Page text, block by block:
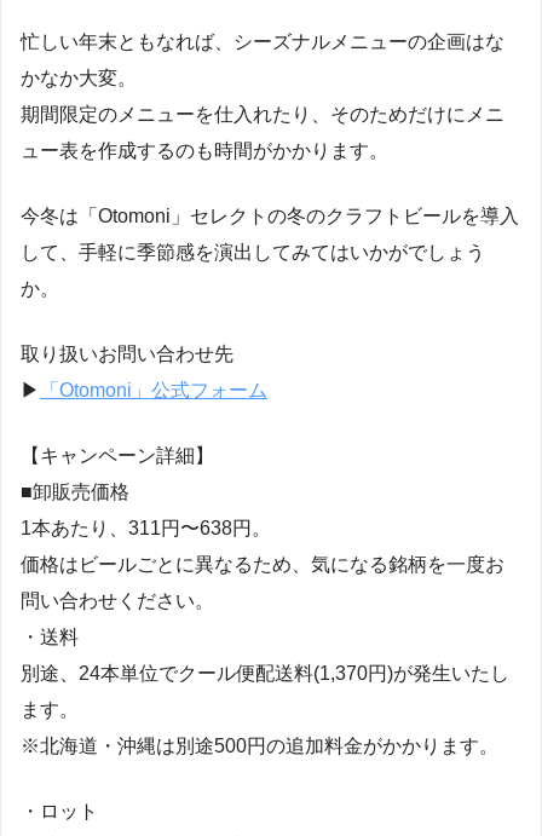
忙しい年末ともなれば、シーズナルメニューの企画はな
かなか大変。
期間限定のメニューを仕入れたり、そのためだけにメニ
ュー表を作成するのも時間がかかります。
今冬は「Otomoni」セレクトの冬のクラフトビールを導入
して、手軽に季節感を演出してみてはいかがでしょう
か。
取り扱いお問い合わせ先
▶︎
「Otomoni」公式フォーム
【キャンペーン詳細】
■卸販売価格
1本あたり、311円〜638円。
価格はビールごとに異なるため、気になる銘柄を一度お
問い合わせください。
・送料
別途、24本単位でクール便配送料(1,370円)が発生いたし
ます。
※北海道・沖縄は別途500円の追加料金がかかります。
・ロット